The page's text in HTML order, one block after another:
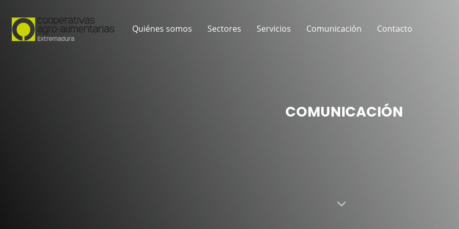
Quiénes somos Sectores Servicios Comunicación Contacto
COMUNICACIÓN